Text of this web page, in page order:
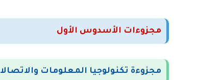
مجزوءات الأسدوس الأول
مجزوءة تكنولوجيا المعلومات